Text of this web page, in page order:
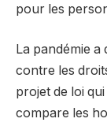
pour les
La pandémie
contre les
projet de loi
compare les